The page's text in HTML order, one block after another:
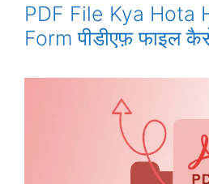
PDF File Kya Hota
Form पीडीएफ़ फाइल